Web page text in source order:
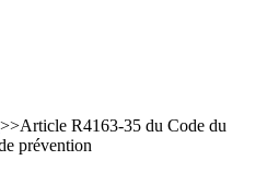
>>Article R4163-35 du Code du
prévention